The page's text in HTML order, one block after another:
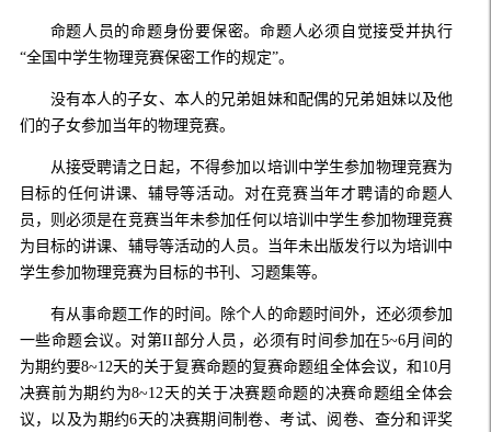
命题人员的命题身份要保密。命题人必须自觉接受并执行
“全国中学生物理竞赛保密工作的规定”。
没有本人的子女、本人的兄弟姐妹和配偶的兄弟姐妹以及他
们的子女参加当年的物理竞赛。
从接受聘请之日起，不得参加以培训中学生参加物理竞赛为
目标的任何讲课、辅导等活动。对在竞赛当年才聘请的命题人
员，则必须是在竞赛当年未参加任何以培训中学生参加物理竞赛
为目标的讲课、辅导等活动的人员。当年未出版发行以为培训中
学生参加物理竞赛为目标的书刊、习题集等。
有从事命题工作的时间。除个人的命题时间外，还必须参加
一些命题会议。对第II部分人员，必须有时间参加在5~6月间的
为期约要8~12天的关于复赛命题的复赛命题组全体会议，和10月
决赛前为期约为8~12天的关于决赛题命题的决赛命题组全体会
议，以及为期约6天的决赛期间制卷、考试、阅卷、查分和评奖